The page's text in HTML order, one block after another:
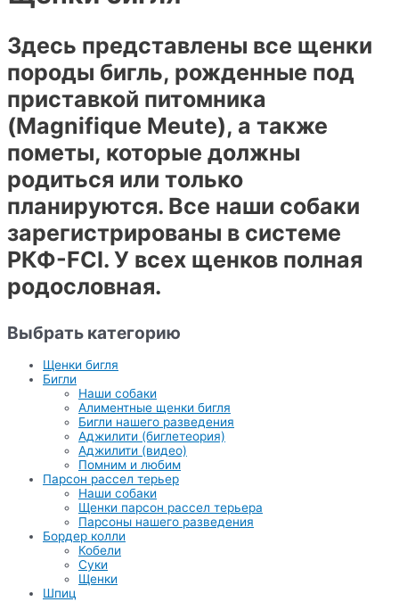
Здесь представлены все щенки
породы бигль, рожденные под
приставкой питомника
(Magnifique Meute), а также
пометы, которые должны
родиться или только
планируются. Все наши собаки
зарегистрированы в системе
РКФ-FCI. У всех щенков полная
родословная.
Выбрать категорию
Щенки бигля
Бигли
Наши собаки
Алиментные щенки бигля
Бигли нашего разведения
Аджилити (биглетеория)
Аджилити (видео)
Помним и любим
Парсон рассел терьер
Наши собаки
Щенки парсон рассел терьера
Парсоны нашего разведения
Бордер колли
Кобели
Суки
Щенки
Шпиц